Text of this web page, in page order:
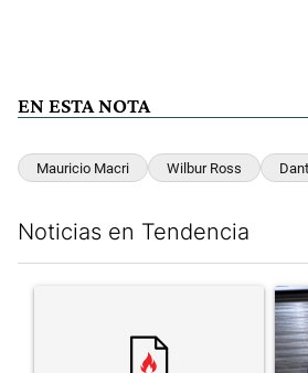
EN ESTA NOTA
Mauricio Macri Wilbur Ross
Noticias en Tendencia
Un artículo de tendencia con el título
Un